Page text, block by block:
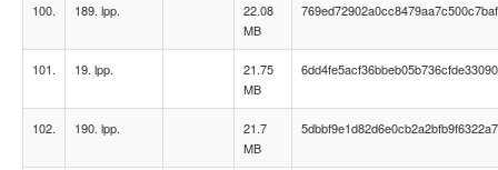
100. 189. lpp.
22.08
MB
101. 19. lpp.
21.75
MB
102. 190. lpp.
21.7
MB